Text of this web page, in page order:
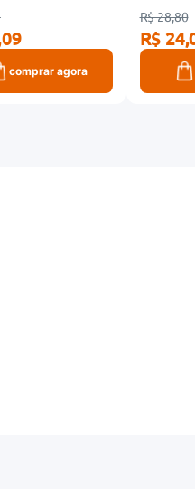
comprar agora
R$ 28,80
R$